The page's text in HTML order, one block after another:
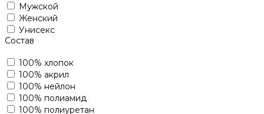
Мужской
Женский
Унисекс
Состав
100% хлопок
100% акрил
100% нейлон
100% полиамид
100% полиуретан